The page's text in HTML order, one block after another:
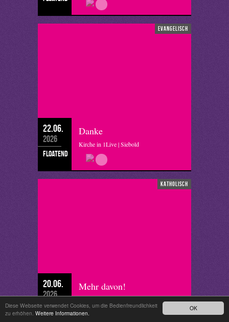
OK
Diese Webseite verwendet Cookies, um die Bedienfreundlichkeit
zu erhöhen. Weitere Informationen.
evangelisch
22.06.
2026
floatend
Danke
Kirche in 1Live | Siebold
katholisch
20.06.
2026
floatend
Mehr davon!